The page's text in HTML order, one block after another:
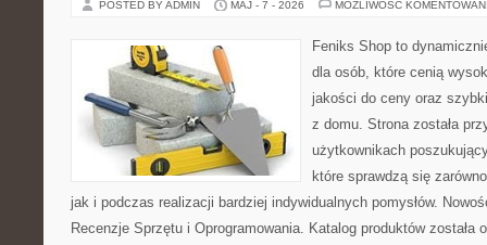
POSTED BY ADMIN MAJ - 7 - 2026 MOŻLIWOŚĆ
Feniks Shop to
dla osób, które cenią
jakości do ceny oraz
z domu. Strona została
użytkownikach
które sprawdzą się
jak i podczas realizacji bardziej indywidualnych pomysłów.
Recenzje Sprzętu i Oprogramowania. Katalog produktów została